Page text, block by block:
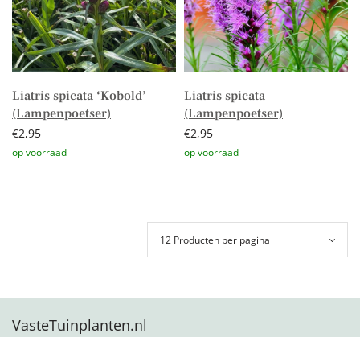
Liatris spicata ‘Kobold’
(Lampenpoetser)
€2,95
Liatris spicata
(Lampenpoetser)
€2,95
VasteTuinplanten.nl